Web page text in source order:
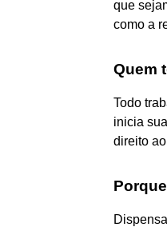
que
como a
Quem
Todo
inicia
direito